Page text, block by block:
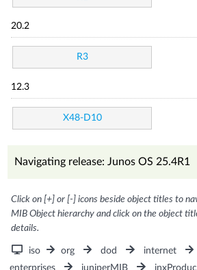
20.2
R3
12.3
X48-D10
Navigating release: Junos OS 25.4R1
Click on [+] or [-] icons beside object titles to
MIB Object hierarchy and click on the object
details.
iso org dod internet
enterprises
juniperMIB